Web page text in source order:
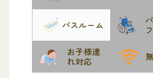
バスルーム
お子様連
れ対応